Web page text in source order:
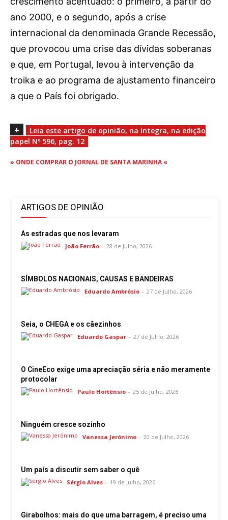
COLUNISTAS do JSM
Assinaturas
Publicidade
»»» Fundação Aurora Borges
Seia em Números
Contactos
Tel. 238 310 090 (chamada para a rede fixa nacional)
E-mail: jornalsantamarinha@gmail.com
Estatuto editorial Sobre o Jornal
Contactos
ano 2000, e o segundo, após a crise
internacional da denominada Grande Recessão,
que provocou uma crise das dívidas soberanas
e que, em Portugal, levou à intervenção da
troika e ao programa de ajustamento financeiro
a que o País foi obrigado.
+
Leia este artigo de opinião, na íntegra, na edição
papel Nº 596, pag. 12
» ONDE COMPRAR O JORNAL DE SANTA MARINHA «
ARTIGOS DE OPINIÃO
As estradas que nos levaram
João Ferrão - 28 de Julho, 2026
SÍMBOLOS NACIONAIS, CAUSAS E BANDEIRAS
Eduardo Ambrósio - 27 de Julho, 2026
Seia, o CHEGA e os cãezinhos
Eduardo Gaspar - 27 de Julho, 2026
O CineEco exige uma apreciação séria e não meramente
protocolar
Paulo Hortênsio - 25 de Julho, 2026
Ninguém cresce sozinho
Vanessa Jerónimo - 20 de Julho, 2026
Um país a discutir sem saber o quê
Sérgio Alves - 19 de Julho, 2026
Girabolhos: mais do que uma barragem, é preciso uma